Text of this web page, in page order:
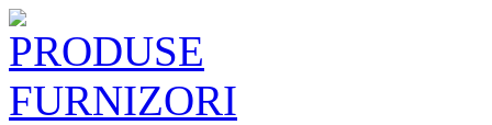
PRODUSE
FURNIZORI